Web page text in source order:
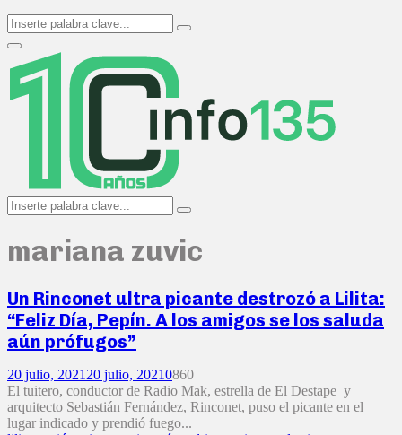
Search
for:
Search
Primary
Menu
Search
for:
Search
mariana zuvic
Un Rinconet ultra picante destrozó a Lilita:
“Feliz Día, Pepín. A los amigos se los saluda
aún prófugos”
20 julio, 2021 20 julio, 20210860
El tuitero, conductor de Radio Mak, estrella de El Destape y
arquitecto Sebastián Fernández, Rinconet, puso el picante en el
lugar indicado y prendió fuego...